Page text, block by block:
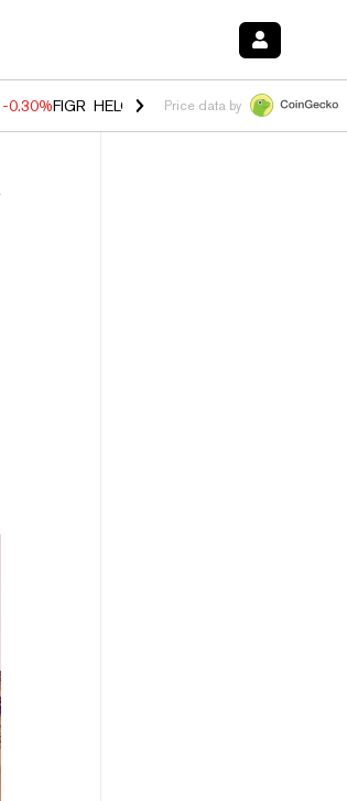
-0.30%FIGR_HELOC $1.006 -2.20%HYPE
Price data by